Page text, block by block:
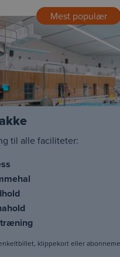
Mest populær
til alle faciliteter:
klippekort eller